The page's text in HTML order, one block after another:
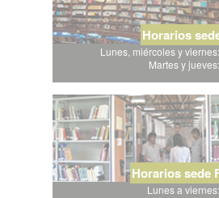
Horarios
Lunes, miércoles y
Martes y
Horarios sede
Lunes a